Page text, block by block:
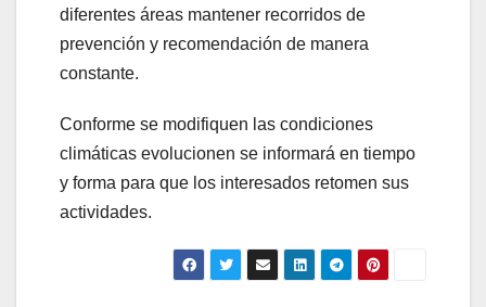
diferentes áreas mantener recorridos de
prevención y recomendación de manera
constante.
Conforme se modifiquen las condiciones
climáticas evolucionen se informará en tiempo
y forma para que los interesados retomen sus
actividades.